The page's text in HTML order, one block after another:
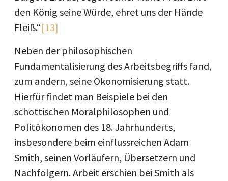
den König seine Würde, ehret uns der Hände
Fleiß.“[13]
Neben der philosophischen
Fundamentalisierung des Arbeitsbegriffs fand,
zum andern, seine Ökonomisierung statt.
Hierfür findet man Beispiele bei den
schottischen Moralphilosophen und
Politökonomen des 18. Jahrhunderts,
insbesondere beim einflussreichen Adam
Smith, seinen Vorläufern, Übersetzern und
Nachfolgern. Arbeit erschien bei Smith als